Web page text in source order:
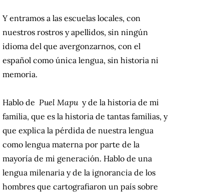
Y entramos a las escuelas locales, con
nuestros rostros y apellidos, sin ningún
idioma del que avergonzarnos, con el
español como única lengua, sin historia ni
memoria.
Hablo de Puel Mapuy de la historia de mi
familia, que es la historia de tantas familias, y
que explica la pérdida de nuestra lengua
como lengua materna por parte de la
mayoría de mi generación. Hablo de una
lengua milenaria y de la ignorancia de los
hombres que cartografiaron un país sobre